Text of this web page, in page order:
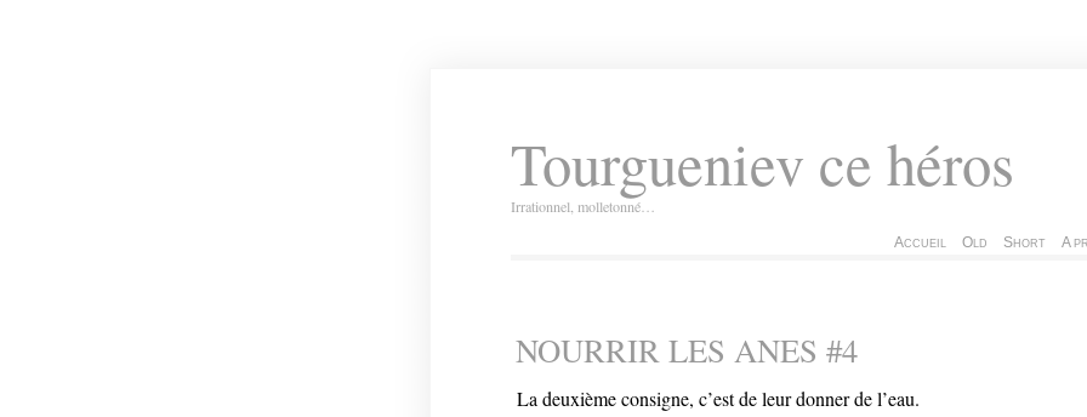
Tourgueniev ce héros
Irrationnel, molletonné…
Accueil Old Short A
NOURRIR LES ANES #4
La deuxième consigne, c’est de leur donner de l’eau.